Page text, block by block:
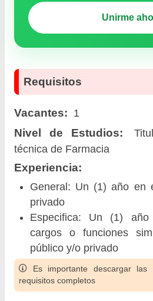
Unirme
Requisitos
Vacantes: 1
Nivel de Estudios:
técnica de Farmacia
Experiencia:
General: Un (1) año en
privado
Especifica: Un (1)
cargos o funciones
público y/o privado
Es importante descargar
requisitos completos